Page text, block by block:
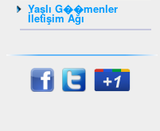
Yaşlı G��menler
İletişim Ağı